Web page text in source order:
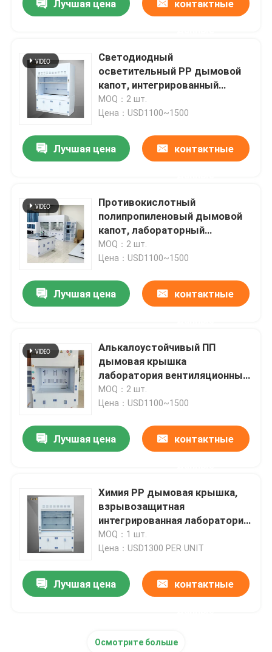
Главная страница
VR - шоу
Наша фабрика
контроль качества
контактные данные
Отправить запрос
Клобук перегара лаборатории
Лучшая цена контактные
Светодиодный
осветительный PP дымовой
капот, интегрированный
химический выхлопный капот
шкаф
MOQ：2 шт.
Цена：USD1100~1500
Лучшая цена контактные
Противокислотный
полипропиленовый дымовой
капот, лабораторный
выхлопный капот 1800 * 800 *
2350 мм
MOQ：2 шт.
Цена：USD1100~1500
Лучшая цена контактные
Алькалоустойчивый ПП
дымовая крышка
лаборатория вентиляционный
шкаф Интегрированная
структура
MOQ：2 шт.
Цена：USD1100~1500
Лучшая цена контактные
Химия PP дымовая крышка,
взрывозащитная
интегрированная лаборатория
дымовая крышка
MOQ：1 шт.
Цена：USD1300 PER UNIT
Лучшая цена контактные
Осмотрите больше